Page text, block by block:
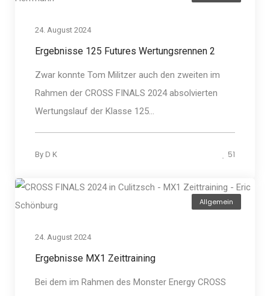
24. August 2024
Ergebnisse 125 Futures Wertungsrennen 2
Zwar konnte Tom Militzer auch den zweiten im
Rahmen der CROSS FINALS 2024 absolvierten
Wertungslauf der Klasse 125...
By D K 51
Allgemein
24. August 2024
Ergebnisse MX1 Zeittraining
Bei dem im Rahmen des Monster Energy CROSS